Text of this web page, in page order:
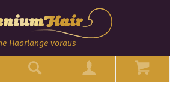
Haarlänge voraus